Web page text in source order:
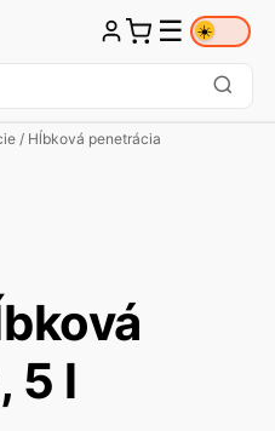
☰ ☀️
/ Hĺbková penetrácia
5 l